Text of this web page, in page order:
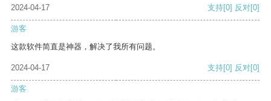
2024-04-17 支持[0] 反对[0]
游客
这款软件简直是神器，解决了我所有问题。
2024-04-17 支持[0] 反对[0]
游客